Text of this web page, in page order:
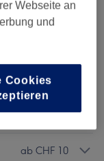
ab CHF 0.50
ab CHF 0.50
ab CHF 10
Webseite an
und
Cookies